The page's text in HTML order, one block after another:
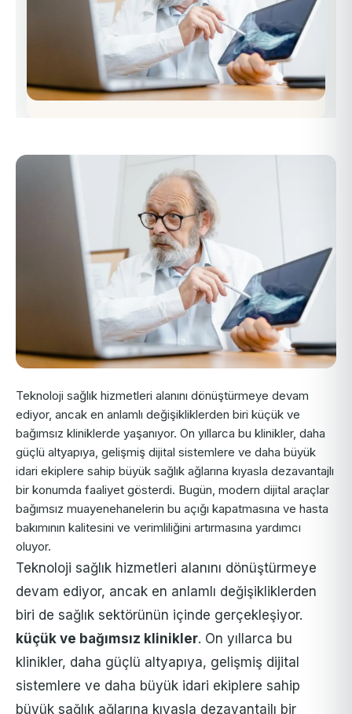
Teknoloji sağlık hizmetleri alanını dönüştürmeye devam
ediyor, ancak en anlamlı değişikliklerden biri küçük ve
bağımsız kliniklerde yaşanıyor. On yıllarca bu klinikler, daha
güçlü altyapıya, gelişmiş dijital sistemlere ve daha büyük
idari ekiplere sahip büyük sağlık ağlarına kıyasla dezavantajlı
bir konumda faaliyet gösterdi. Bugün, modern dijital araçlar
bağımsız muayenehanelerin bu açığı kapatmasına ve hasta
bakımının kalitesini ve verimliliğini artırmasına yardımcı
oluyor.
Teknoloji sağlık hizmetleri alanını dönüştürmeye
devam ediyor, ancak en anlamlı değişikliklerden
biri de sağlık sektörünün içinde gerçekleşiyor.
küçük ve bağımsız klinikler. On yıllarca bu
klinikler, daha güçlü altyapıya, gelişmiş dijital
sistemlere ve daha büyük idari ekiplere sahip
büyük sağlık ağlarına kıyasla dezavantajlı bir